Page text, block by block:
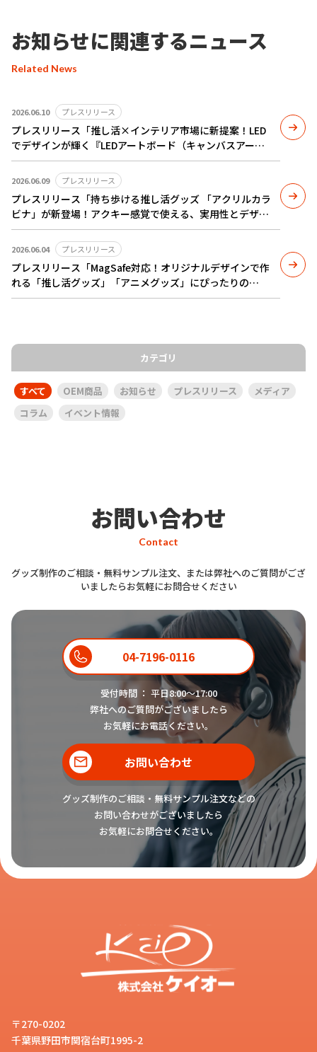
お知らせに関連するニュース
Related News
2026.06.10 プレスリリース
プレスリリース「推し活×インテリア市場に新提案！LED
でデザインが輝く『LEDアートボード（キャンバスアー
ト）』のOEMサービスを開始」を配信いたしました
2026.06.09 プレスリリース
プレスリリース「持ち歩ける推し活グッズ 「アクリルカラ
ビナ」が新登場！アクキー感覚で使える、実用性とデザイ
ン性を兼ね備えた新定番OEMアイテム」を配信いたしまし
2026.06.04 プレスリリース
プレスリリース「MagSafe対応！オリジナルデザインで作
れる「推し活グッズ」「アニメグッズ」にぴったりの
iPhoneケースが新登場～機能性とデザイン性を両立した新
カテゴリ
すべて OEM商品 お知らせ プレスリリース
メディア
コラム
イベント情報
お問い合わせ
Contact
グッズ制作のご相談・無料サンプル注文、または弊社へのご質問がござ
いましたらお気軽にお問合せください
04-7196-0116
受付時間 ： 平日8:00〜17:00
弊社へのご質問がございましたら
お気軽にお電話ください。
お問い合わせ
グッズ制作のご相談・無料サンプル注文などの
お問い合わせがございましたら
お気軽にお問合せください。
〒270-0202
千葉県野田市関宿台町1995-2